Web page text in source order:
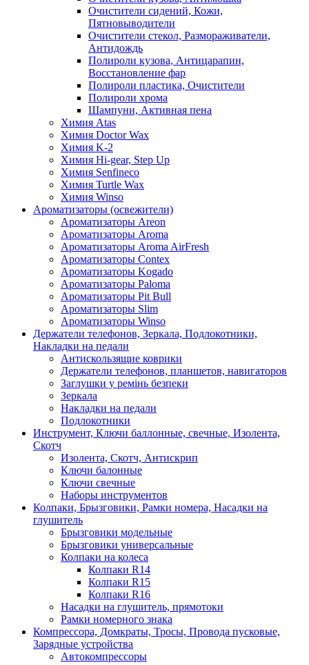
Очистители сидений, Кожи,
Пятновыводители
Очистители стекол, Размораживатели,
Антидождь
Полироли кузова, Антицарапин,
Восстановление фар
Полироли пластика, Очистители
Полироли хрома
Шампуни, Активная пена
Химия Atas
Химия Doctor Wax
Химия K-2
Химия Hi-gear, Step Up
Химия Senfineco
Химия Turtle Wax
Химия Winso
Ароматизаторы (освежители)
Ароматизаторы Areon
Ароматизаторы Aroma
Ароматизаторы Aroma AirFresh
Ароматизаторы Contex
Ароматизаторы Kogado
Ароматизаторы Paloma
Ароматизаторы Pit Bull
Ароматизаторы Slim
Ароматизаторы Winso
Держатели телефонов, Зеркала, Подлокотники,
Накладки на педали
Антискользящие коврики
Держатели телефонов, планшетов, навигаторов
Заглушки у ремінь безпеки
Зеркала
Накладки на педали
Подлокотники
Инструмент, Ключи баллонные, свечные, Изолента,
Скотч
Изолента, Скотч, Антискрип
Ключи балонные
Ключи свечные
Наборы инструментов
Колпаки, Брызговики, Рамки номера, Насадки на
глушитель
Брызговики модельные
Брызговики универсальные
Колпаки на колеса
Колпаки R14
Колпаки R15
Колпаки R16
Насадки на глушитель, прямотоки
Рамки номерного знака
Компрессора, Домкраты, Тросы, Провода пусковые,
Зарядные устройства
Автокомпрессоры